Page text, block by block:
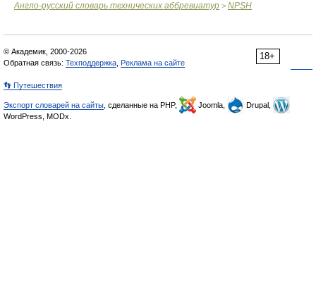
Англо-русский словарь технических аббревиатур > NPSH
18+
© Академик, 2000-2026
Обратная связь: Техподдержка Реклама на сайте
👣 Путешествия
Экспорт словарей на сайты , сделанные на PHP, Joomla,
Drupal,
WordPress, MODx.